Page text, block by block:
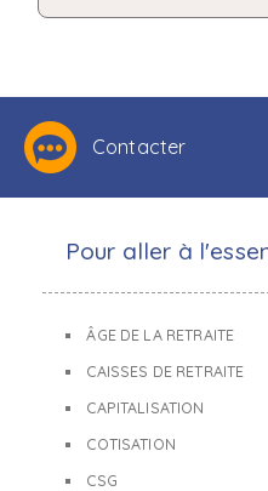
Contacter
Pour aller à
ÂGE DE LA RETRAITE
CAISSES DE RETRAITE
CAPITALISATION
COTISATION
CSG